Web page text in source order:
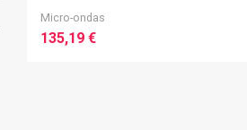
Micro-ondas
135,19 €